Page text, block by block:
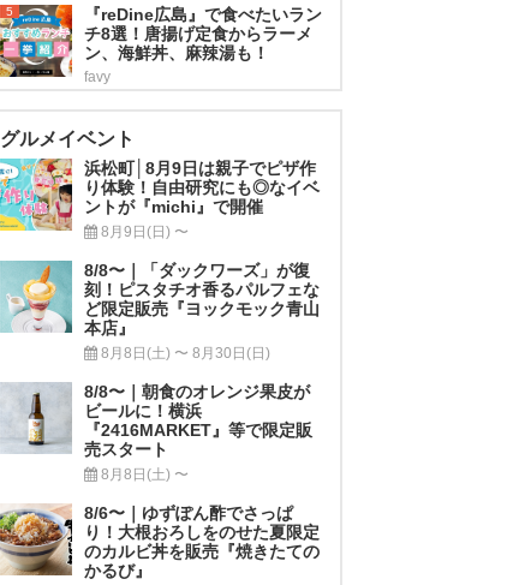
5
『reDine広島』で食べたいラン
チ8選！唐揚げ定食からラーメ
ン、海鮮丼、麻辣湯も！
favy
グルメイベント
浜松町│8月9日は親子でピザ作
り体験！自由研究にも◎なイベ
ントが『michi』で開催
8月9日(日) 〜
8/8〜｜「ダックワーズ」が復
刻！ピスタチオ香るパルフェな
ど限定販売『ヨックモック青山
本店』
8月8日(土) 〜 8月30日(日)
8/8〜｜朝食のオレンジ果皮が
ビールに！横浜
『2416MARKET』等で限定販
売スタート
8月8日(土) 〜
8/6〜｜ゆずぽん酢でさっぱ
り！大根おろしをのせた夏限定
のカルビ丼を販売『焼きたての
かるび』